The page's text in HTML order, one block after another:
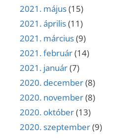
2021. május(15)
2021. április(11)
2021. március(9)
2021. február(14)
2021. január(7)
2020. december(8)
2020. november(8)
2020. október(13)
2020. szeptember(9)